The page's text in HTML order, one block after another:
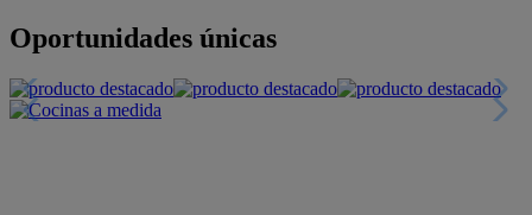
Oportunidades únicas